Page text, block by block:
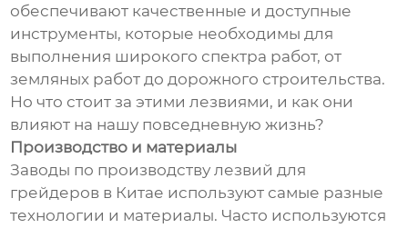
обеспечивают качественные и доступные
инструменты, которые необходимы для
выполнения широкого спектра работ, от
земляных работ до дорожного строительства.
Но что стоит за этими лезвиями, и как они
влияют на нашу повседневную жизнь?
Производство и материалы
Заводы по производству лезвий для
грейдеров в Китае используют самые разные
технологии и материалы. Часто используются